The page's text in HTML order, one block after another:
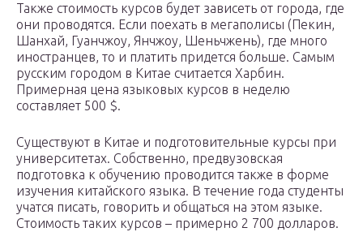
Также стоимость курсов будет зависеть от города, где
они проводятся. Если поехать в мегаполисы (Пекин,
Шанхай, Гуанчжоу, Янчжоу, Шеньчжень), где много
иностранцев, то и платить придется больше. Самым
русским городом в Китае считается Харбин.
Примерная цена языковых курсов в неделю
составляет 500 $.
Существуют в Китае и подготовительные курсы при
университетах. Собственно, предвузовская
подготовка к обучению проводится также в форме
изучения китайского языка. В течение года студенты
учатся писать, говорить и общаться на этом языке.
Стоимость таких курсов – примерно 2 700 долларов.